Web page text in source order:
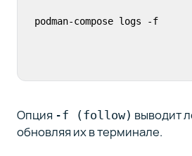
podman-compose logs -f
Опция -f (follow) выводит
обновляя их в терминале.